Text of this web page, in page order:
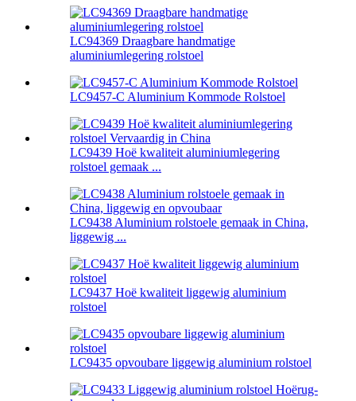
LC94369 Draagbare handmatige
aluminiumlegering rolstoel
LC9457-C Aluminium Kommode Rolstoel
LC9439 Hoë kwaliteit aluminiumlegering
rolstoel gemaak ...
LC9438 Aluminium rolstoele gemaak in China,
liggewig ...
LC9437 Hoë kwaliteit liggewig aluminium
rolstoel
LC9435 opvoubare liggewig aluminium rolstoel